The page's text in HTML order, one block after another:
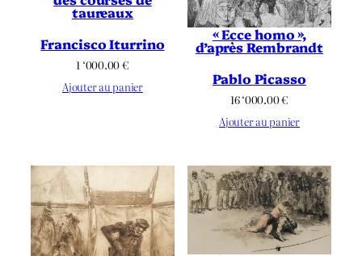
taureaux
Francisco Iturrino
1 ‘000.00€
Ajouter au panier
« Ecce homo »,
d’après Rembrandt
Pablo Picasso
16 ‘000.00€
Ajouter au panier